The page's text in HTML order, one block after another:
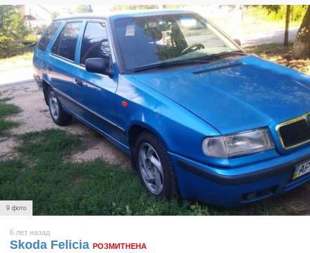
9 фото
6 лет назад
Skoda Felicia РОЗМИТНЕНА